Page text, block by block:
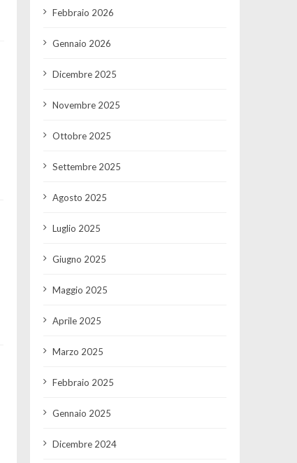
Febbraio 2026
Gennaio 2026
Dicembre 2025
Novembre 2025
Ottobre 2025
Settembre 2025
Agosto 2025
Luglio 2025
Giugno 2025
Maggio 2025
Aprile 2025
Marzo 2025
Febbraio 2025
Gennaio 2025
Dicembre 2024